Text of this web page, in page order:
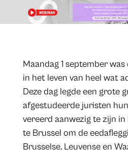
Maandag 1 september
in het leven van heel wat
Deze dag legde een grote
afgestudeerde juristen
vereerd aanwezig te zijn
te Brussel om de
Brusselse, Leuvense en